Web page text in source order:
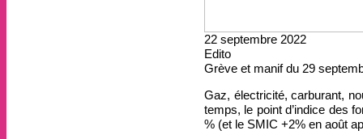
22 septembre 2022
Edito
Grève et manif du 29
Gaz, électricité, carburant,
temps, le point d’indice des
% (et le SMIC +2% en août